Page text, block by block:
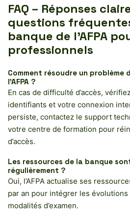
FAQ – Réponses
questions
banque de l’AFPA
professionnels
Comment résoudre un problème
l’AFPA ?
En cas de difficulté d’accès,
identifiants et votre connexion
persiste, contactez le support
votre centre de formation pour
d’accès.
Les ressources de la banque
régulièrement ?
Oui, l’AFPA actualise ses
par an pour intégrer les
modalités d’examen.